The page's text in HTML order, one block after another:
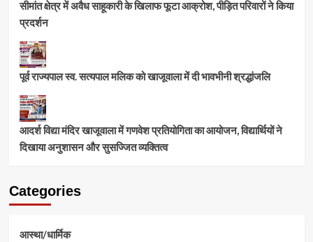
सीमांत क्षेत्र में अवैध साहूकारी के खिलाफ फूटा आक्रोश, पीड़ित परिवारों ने किया
प्रदर्शन
पूर्व राज्यपाल स्व. सत्यपाल मलिक को खाजूवाला में दी भावभीनी श्रद्धांजलि
आदर्श विद्या मंदिर खाजूवाला में गणवेश प्रतियोगिता का आयोजन, विद्यार्थियों ने
दिखाया अनुशासन और सुसज्जित व्यक्तित्व
Categories
आस्था/धार्मिक